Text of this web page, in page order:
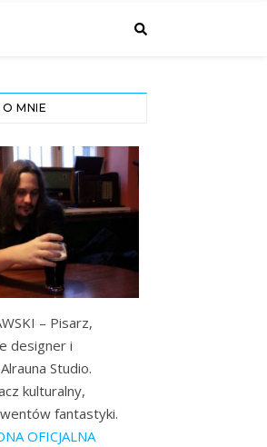
O MNIE
– Pisarz,
designer i
Studio.
kulturalny,
fantastyki.
OFICJALNA